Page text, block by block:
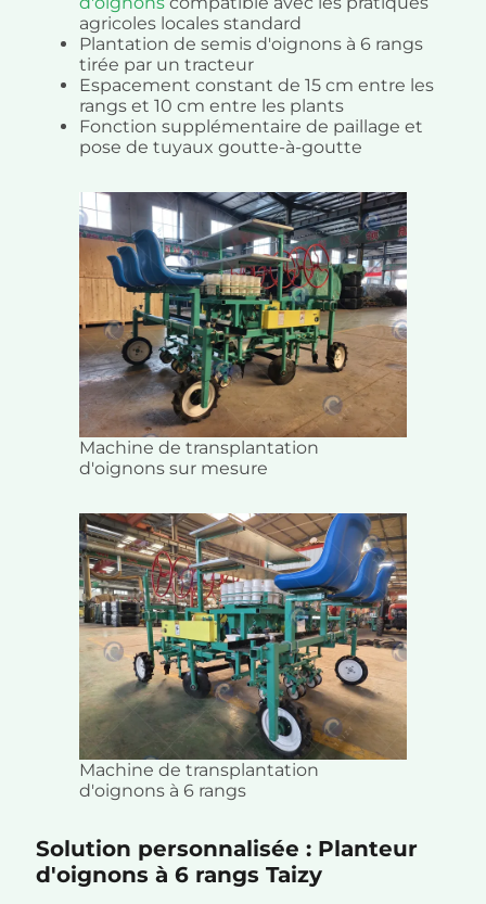
agricoles locales standard
Plantation de semis d'oignons à 6 rangs
tirée par un tracteur
Espacement constant de 15 cm entre les
rangs et 10 cm entre les plants
Fonction supplémentaire de paillage et
pose de tuyaux goutte-à-goutte
Machine de transplantation
d'oignons sur mesure
Machine de transplantation
d'oignons à 6 rangs
Solution personnalisée : Planteur
d'oignons à 6 rangs Taizy